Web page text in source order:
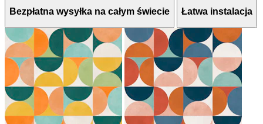
Bezpłatna wysyłka na całym świecie Łatwa instalacja